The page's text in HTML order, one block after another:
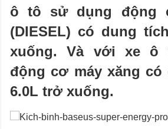
ô tô sử dụng động
(DIESEL) có dung
xuống. Và với xe ô
động cơ máy xăng
6.0L trở xuống.